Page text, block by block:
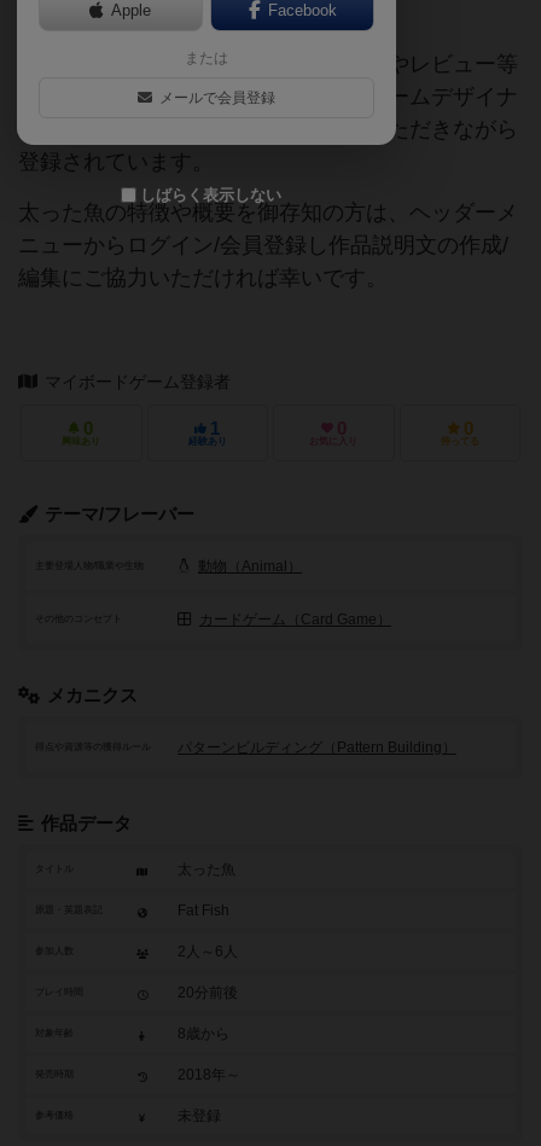
ご協力ください
当サイトに掲載されている作品説明文やレビュー等
の情報は、ボドゲーマ運営事務局・ゲームデザイナ
ーご本人様・有志の皆様にご協力をいただきながら
登録されています。
太った魚の特徴や概要を御存知の方は、ヘッダーメ
ニューからログイン/会員登録し作品説明文の作成/
編集にご協力いただければ幸いです。
マイボードゲーム登録者
0
興味あり
1
経験あり
0
お気に入り
0
持ってる
テーマ/フレーバー
動物（Animal）
その他のコンセプト カードゲーム（Card Game）
メカニクス
パターンビルディング（Pattern Building）
作品データ
タイトル 太った魚
Fat Fish
参加人数 2人～6人
20分前後
8歳から
2018年～
参考価格 未登録
Apple Facebook
または
メールで会員登録
しばらく表示しない